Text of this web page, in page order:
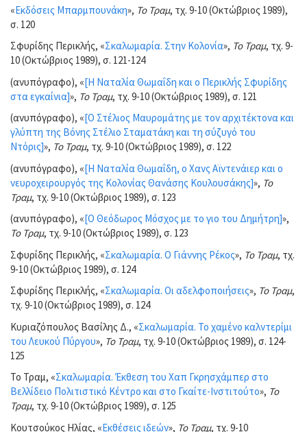
«Εκδόσεις Μπαρμπουνάκη», Το Τραμ, τχ. 9-10 (Οκτώβριος 1989),
σ. 120
Σφυρίδης Περικλής, «Σκαλωμαρία. Στην Κολονία», Το Τραμ, τχ. 9-
10 (Οκτώβριος 1989), σ. 121-124
(ανυπόγραφο), «[Η Ναταλία Θωμαΐδη και ο Περικλής Σφυρίδης
στα εγκαίνια]», Το Τραμ, τχ. 9-10 (Οκτώβριος 1989), σ. 121
(ανυπόγραφο), «[Ο Στέλιος Μαυρομάτης με τον αρχιτέκτονα και
γλύπτη της Βόνης Στέλιο Σταματάκη και τη σύζυγό του
Ντόρις]», Το Τραμ, τχ. 9-10 (Οκτώβριος 1989), σ. 122
(ανυπόγραφο), «[Η Ναταλία Θωμαΐδη, ο Χανς Αϊντενάιερ και ο
νευροχειρουργός της Κολονίας Θανάσης Κουλουσάκης]», Το
Τραμ, τχ. 9-10 (Οκτώβριος 1989), σ. 123
(ανυπόγραφο), «[Ο Θεόδωρος Μόσχος με το γιο του Δημήτρη]»,
Το Τραμ, τχ. 9-10 (Οκτώβριος 1989), σ. 123
Σφυρίδης Περικλής, «Σκαλωμαρία. Ο Γιάννης Ρέκος», Το Τραμ, τχ.
9-10 (Οκτώβριος 1989), σ. 124
Σφυρίδης Περικλής, «Σκαλωμαρία. Οι αδελφοποιήσεις», Το Τραμ,
τχ. 9-10 (Οκτώβριος 1989), σ. 124
Κυριαζόπουλος Βασίλης Δ., «Σκαλωμαρία. Το χαμένο καλντερίμι
του Λευκού Πύργου», Το Τραμ, τχ. 9-10 (Οκτώβριος 1989), σ. 124-
125
Το Τραμ, «Σκαλωμαρία. Έκθεση του Χαπ Γκρησχάμπερ στο
Βελλίδειο Πολιτιστικό Κέντρο και στο Γκαίτε-Ινστιτούτο», Το
Τραμ, τχ. 9-10 (Οκτώβριος 1989), σ. 125
Κουτσούκος Ηλίας, «Εκθέσεις ιδεών», Το Τραμ, τχ. 9-10